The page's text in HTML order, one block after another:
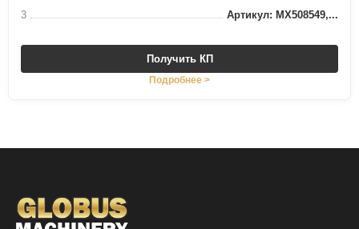
3
Артикул: MX508549,...
Получить КП
Подробнее >